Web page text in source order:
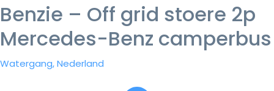
Benzie – Off grid stoere 2p
Mercedes-Benz camperbus
Watergang, Nederland